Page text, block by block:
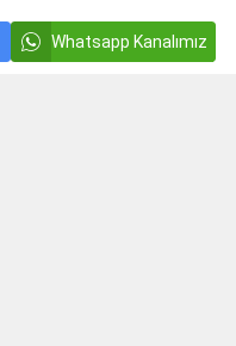
Whatsapp Kanalımız